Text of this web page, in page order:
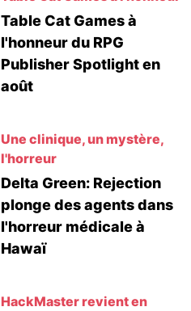
Table Cat Games à
l'honneur du RPG
Publisher Spotlight en
août
Une clinique, un mystère,
l'horreur
Delta Green: Rejection
plonge des agents dans
l'horreur médicale à
Hawaï
HackMaster revient en